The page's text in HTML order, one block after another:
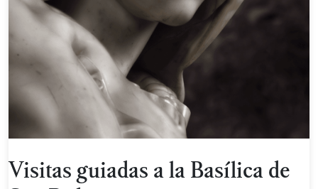
Visitas guiadas a la Basílica de